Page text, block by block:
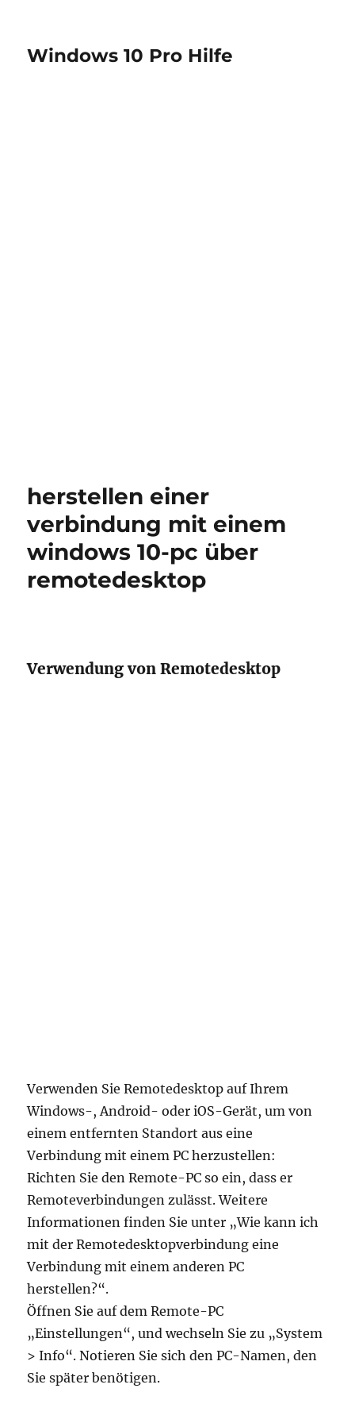
Windows 10 Pro Hilfe
herstellen einer
verbindung mit einem
windows 10-pc über
remotedesktop
Verwendung von Remotedesktop
Verwenden Sie Remotedesktop auf Ihrem
Windows-, Android- oder iOS-Gerät, um von
einem entfernten Standort aus eine
Verbindung mit einem PC herzustellen:
Richten Sie den Remote-PC so ein, dass er
Remoteverbindungen zulässt. Weitere
Informationen finden Sie unter „Wie kann ich
mit der Remotedesktopverbindung eine
Verbindung mit einem anderen PC
herstellen?“.
Öffnen Sie auf dem Remote-PC
„Einstellungen“, und wechseln Sie zu „System
> Info“. Notieren Sie sich den PC-Namen, den
Sie später benötigen.